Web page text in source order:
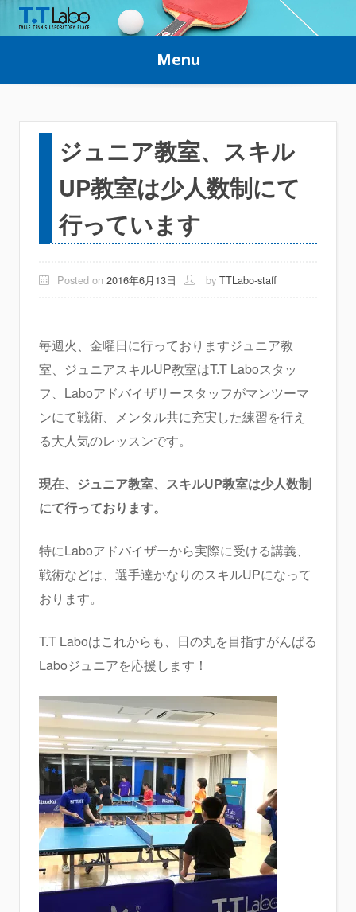
Skip
to
Menu
ジュニア教室、スキル
UP教室は少人数制にて
行っています
Posted on 2016年6月13日 by TTLabo-staff
毎週火、金曜日に行っておりますジュニア教
室、ジュニアスキルUP教室はT.T Laboスタッ
フ、Laboアドバイザリースタッフがマンツーマ
ンにて戦術、メンタル共に充実した練習を行え
る大人気のレッスンです。
現在、ジュニア教室、スキルUP教室は少人数制
にて行っております。
特にLaboアドバイザーから実際に受ける講義、
戦術などは、選手達かなりのスキルUPになって
おります。
T.T Laboはこれからも、日の丸を目指すがんばる
Laboジュニアを応援します！